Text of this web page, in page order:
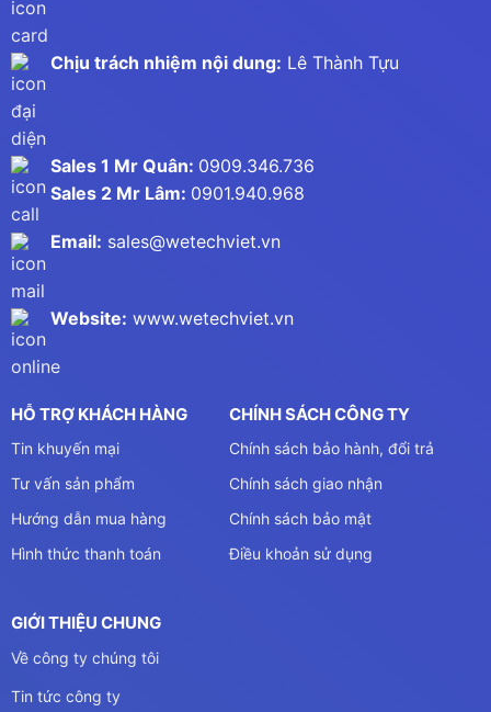
Chịu trách nhiệm nội dung: Lê Thành Tựu
Sales 1 Mr Quân: 0909.346.736
Sales 2 Mr Lâm: 0901.940.968
Email: sales@wetechviet.vn
Website: www.wetechviet.vn
HỖ TRỢ KHÁCH HÀNG
Tin khuyến mại
Tư vấn sản phẩm
Hướng dẫn mua hàng
Hình thức thanh toán
CHÍNH SÁCH CÔNG TY
Chính sách bảo hành, đổi trả
Chính sách giao nhận
Chính sách bảo mật
Điều khoản sử dụng
GIỚI THIỆU CHUNG
Về công ty chúng tôi
Tin tức công ty